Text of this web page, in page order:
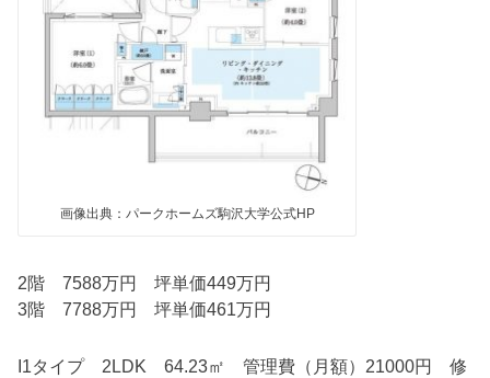
画像出典：パークホームズ駒沢大学公式HP
2階 7588万円 坪単価449万円
3階 7788万円 坪単価461万円
I1タイプ 2LDK 64.23㎡ 管理費（月額）21000円 修